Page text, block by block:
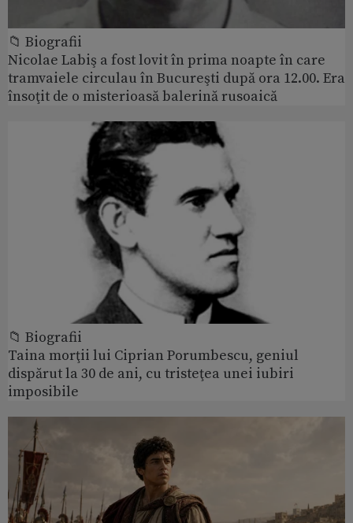
📁 Biografii
Nicolae Labiş a fost lovit în prima noapte în care
tramvaiele circulau în Bucureşti după ora 12.00. Era
însoţit de o misterioasă balerină rusoaică
📁 Biografii
Taina morţii lui Ciprian Porumbescu, geniul
dispărut la 30 de ani, cu tristeţea unei iubiri
imposibile